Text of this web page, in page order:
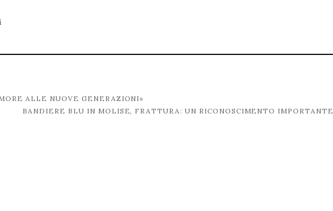
ALLE NUOVE GENERAZIONI»
BANDIERE BLU IN MOLISE, FRATTURA: UN RICONOSCIMENTO IMPORTANTE